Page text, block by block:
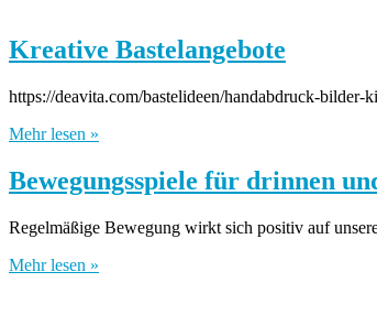
Kreative Bastelangebote
https://deavita.com/bastelideen/handabdruck-
Mehr lesen »
Bewegungsspiele für drinnen
Regelmäßige Bewegung wirkt sich positiv auf
Mehr lesen »